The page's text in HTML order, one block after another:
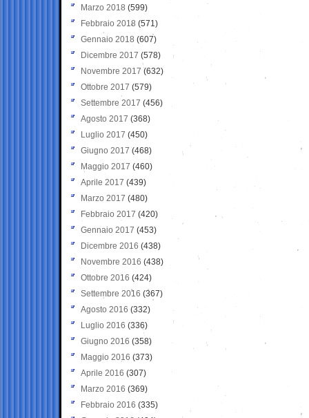
Marzo 2018 (599)
Febbraio 2018 (571)
Gennaio 2018 (607)
Dicembre 2017 (578)
Novembre 2017 (632)
Ottobre 2017 (579)
Settembre 2017 (456)
Agosto 2017 (368)
Luglio 2017 (450)
Giugno 2017 (468)
Maggio 2017 (460)
Aprile 2017 (439)
Marzo 2017 (480)
Febbraio 2017 (420)
Gennaio 2017 (453)
Dicembre 2016 (438)
Novembre 2016 (438)
Ottobre 2016 (424)
Settembre 2016 (367)
Agosto 2016 (332)
Luglio 2016 (336)
Giugno 2016 (358)
Maggio 2016 (373)
Aprile 2016 (307)
Marzo 2016 (369)
Febbraio 2016 (335)